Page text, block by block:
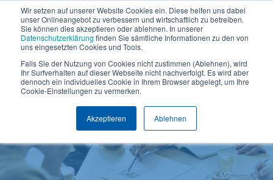
Wir setzen auf unserer Website Cookies ein. Diese helfen uns dabei
unser Onlineangebot zu verbessern und wirtschaftlich zu betreiben.
Sie können dies akzeptieren oder ablehnen. In unserer
Datenschutzerklärung finden Sie sämtliche Informationen zu den von
uns eingesetzten Cookies und Tools.
Falls Sie der Nutzung von Cookies nicht zustimmen (Ablehnen), wird
Ihr Surfverhalten auf dieser Webseite nicht nachverfolgt. Es wird aber
dennoch ein individuelles Cookie in Ihrem Browser abgelegt, um Ihre
Cookie-Einstellungen zu vermerken.
Akzeptieren Ablehnen
Termin vereinbaren +49 (0) 89 512 65 100
Unsere Partner